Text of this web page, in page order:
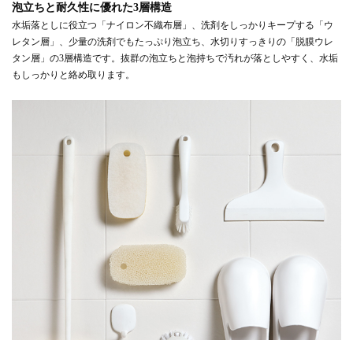
泡立ちと耐久性に優れた3層構造
水垢落としに役立つ「ナイロン不織布層」、洗剤をしっかりキープする「ウ
レタン層」、少量の洗剤でもたっぷり泡立ち、水切りすっきりの「脱膜ウレ
タン層」の3層構造です。抜群の泡立ちと泡持ちで汚れが落としやすく、水垢
もしっかりと絡め取ります。